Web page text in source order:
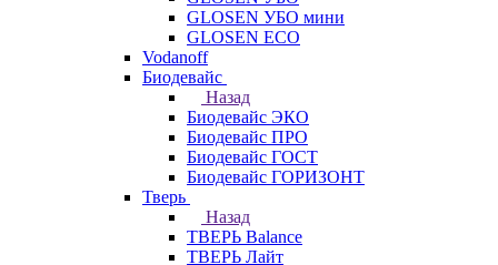
GLOSEN УБО мини
GLOSEN ECO
Vodanoff
Биодевайс
Назад
Биодевайс ЭКО
Биодевайс ПРО
Биодевайс ГОСТ
Биодевайс ГОРИЗОНТ
Тверь
Назад
ТВЕРЬ Balance
ТВЕРЬ Лайт